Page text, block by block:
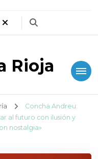
Rioja
Concha Andreu:
al futuro con ilusión y
nostalgia»